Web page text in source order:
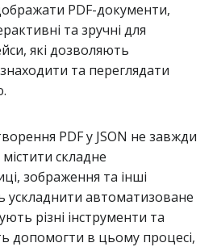
PDF-документи,
та зручні для
які дозволяють
та переглядати
PDF у JSON не завжди
складне
зображення та інші
ускладнити автоматизоване
різні інструменти та
допомогти в цьому процесі,